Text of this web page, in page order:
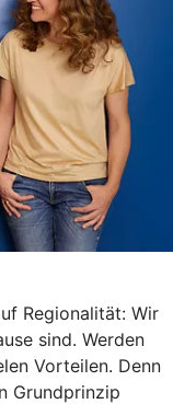
Regionalität: Wir
sind. Werden
Vorteilen. Denn
Grundprinzip